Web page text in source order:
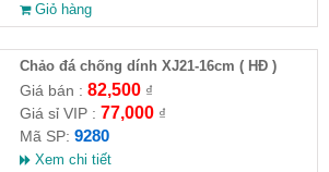
Giỏ hàng
Chảo đá chống dính XJ21-16cm ( HĐ )
Giá bán : 82,500₫
Giá sỉ VIP : 77,000₫
Mã SP: 9280
Xem chi tiết